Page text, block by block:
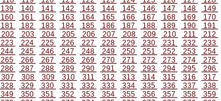
139 140 141 142 143 144 145 146 147 148 149
160 161 162 163 164 165 166 167 168 169 170
181 182 183 184 185 186 187 188 189 190 191
202 203 204 205 206 207 208 209 210 211 212
223 224 225 226 227 228 229 230 231 232 233
244 245 246 247 248 249 250 251 252 253 254
265 266 267 268 269 270 271 272 273 274 275
286 287 288 289 290 291 292 293 294 295 296
307 308 309 310 311 312 313 314 315 316 317
328 329 330 331 332 333 334 335 336 337 338
349 350 351 352 353 354 355 356 357 358 359